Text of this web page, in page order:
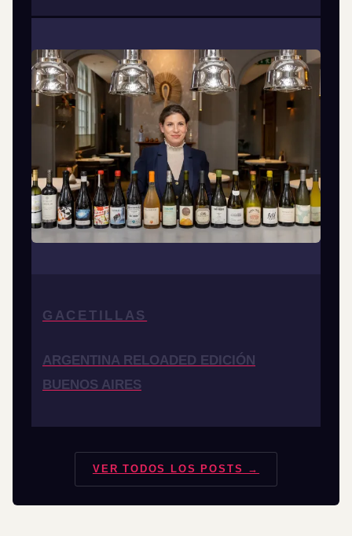
GACETILLAS
ARGENTINA RELOADED EDICIÓN
BUENOS AIRES
VER TODOS LOS POSTS →